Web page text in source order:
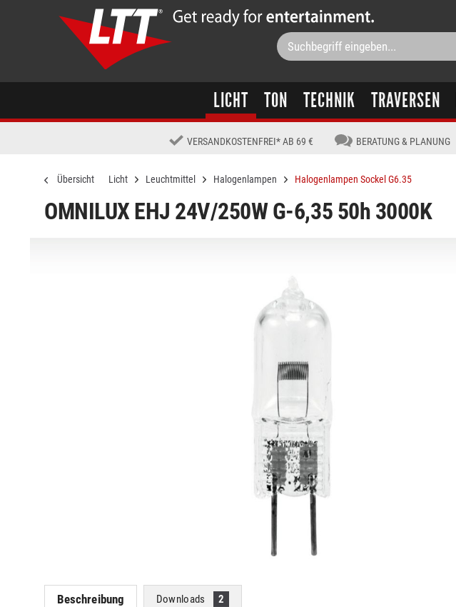
LICHT TON TECHNIK TRAVERSEN
VERSANDKOSTENFREI* AB 69 € BERATUNG & PLANUNG
Übersicht Licht Leuchtmittel Halogenlampen Halogenlampen Sockel G6.35
OMNILUX EHJ 24V/250W G-6,35 50h 3000K
Beschreibung Downloads 2